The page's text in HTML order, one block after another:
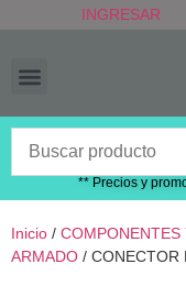
INGRESAR
** Precios y
Inicio / COMPONENTES
ARMADO / CONECTOR